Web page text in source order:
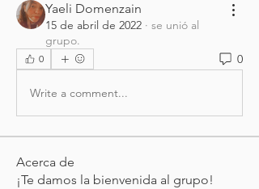
Yaeli Domenzain
15 de abril de 2022 · se unió al
grupo.
0 0
Write a comment...
Acerca de
¡Te damos la bienvenida al grupo!